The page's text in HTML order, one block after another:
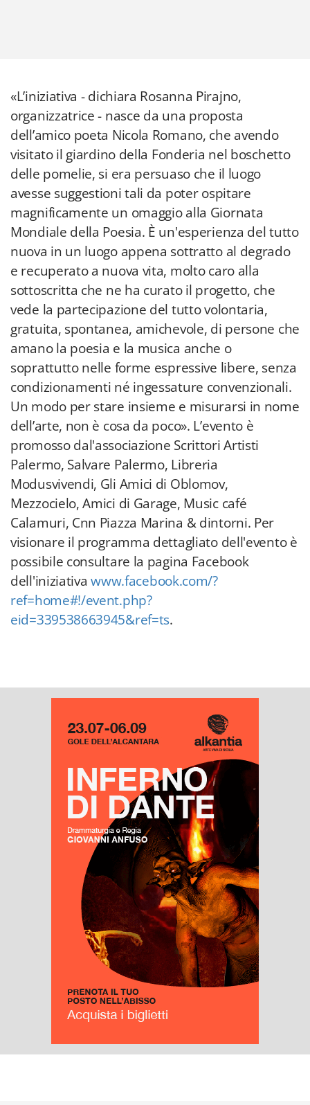
«L’iniziativa - dichiara Rosanna Pirajno,
organizzatrice - nasce da una proposta
dell’amico poeta Nicola Romano, che avendo
visitato il giardino della Fonderia nel boschetto
delle pomelie, si era persuaso che il luogo
avesse suggestioni tali da poter ospitare
magnificamente un omaggio alla Giornata
Mondiale della Poesia. È un'esperienza del tutto
nuova in un luogo appena sottratto al degrado
e recuperato a nuova vita, molto caro alla
sottoscritta che ne ha curato il progetto, che
vede la partecipazione del tutto volontaria,
gratuita, spontanea, amichevole, di persone che
amano la poesia e la musica anche o
soprattutto nelle forme espressive libere, senza
condizionamenti né ingessature convenzionali.
Un modo per stare insieme e misurarsi in nome
dell’arte, non è cosa da poco». L’evento è
promosso dal'associazione Scrittori Artisti
Palermo, Salvare Palermo, Libreria
Modusvivendi, Gli Amici di Oblomov,
Mezzocielo, Amici di Garage, Music café
Calamuri, Cnn Piazza Marina & dintorni. Per
visionare il programma dettagliato dell'evento è
possibile consultare la pagina Facebook
dell'iniziativawww.facebook.com/?
ref=home#!/event.php?
eid=339538663945&ref=ts.